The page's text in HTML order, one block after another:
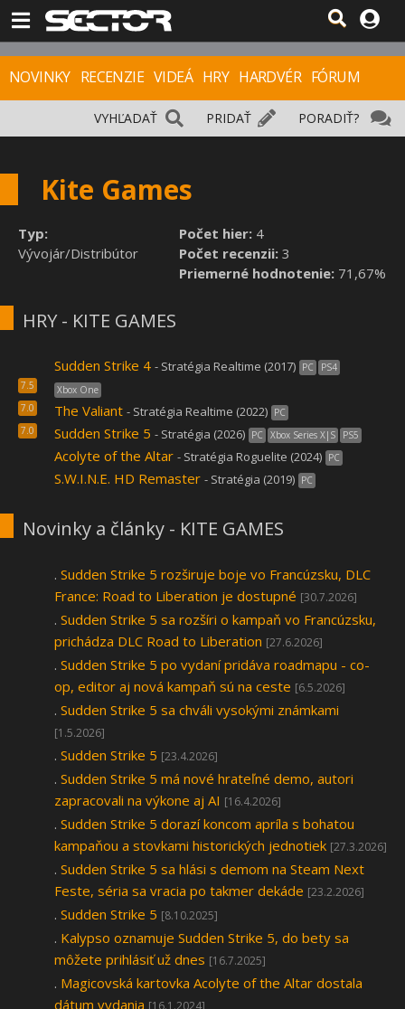
NOVINKY RECENZIE VIDEÁ HRY HARDVÉR FÓRUM
PORADIŤ?
PRIDAŤ
VYHĽADAŤ
Kite Games
Počet hier: 4
Počet recenzii: 3
Priemerné hodnotenie: 71,67%
Typ:
Vývojár/Distribútor
HRY - KITE GAMES
Sudden Strike 4 - Stratégia Realtime (2017) PC
PS4
Xbox One
7.5
The Valiant - Stratégia Realtime (2022) PC
7.0
Sudden Strike 5 - Stratégia (2026) PC Xbox Series X|S PS5
7.0
Acolyte of the Altar - Stratégia Roguelite (2024) PC
S.W.I.N.E. HD Remaster - Stratégia (2019) PC
Novinky a články - KITE GAMES
. Sudden Strike 5 rozširuje boje vo Francúzsku, DLC
France: Road to Liberation je dostupné [30.7.2026]
. Sudden Strike 5 sa rozšíri o kampaň vo Francúzsku,
prichádza DLC Road to Liberation [27.6.2026]
. Sudden Strike 5 po vydaní pridáva roadmapu - co-
op, editor aj nová kampaň sú na ceste [6.5.2026]
. Sudden Strike 5 sa chváli vysokými známkami
[1.5.2026]
. Sudden Strike 5 [23.4.2026]
. Sudden Strike 5 má nové hrateľné demo, autori
zapracovali na výkone aj AI [16.4.2026]
. Sudden Strike 5 dorazí koncom apríla s bohatou
kampaňou a stovkami historických jednotiek [27.3.2026]
. Sudden Strike 5 sa hlási s demom na Steam Next
Feste, séria sa vracia po takmer dekáde [23.2.2026]
. Sudden Strike 5 [8.10.2025]
. Kalypso oznamuje Sudden Strike 5, do bety sa
môžete prihlásiť už dnes [16.7.2025]
. Magicovská kartovka Acolyte of the Altar dostala
dátum vydania [16.1.2024]